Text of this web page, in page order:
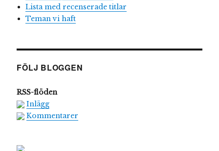
Lista med recenserade titlar
Teman vi haft
FÖLJ BLOGGEN
RSS-flöden
Inlägg
Kommentarer